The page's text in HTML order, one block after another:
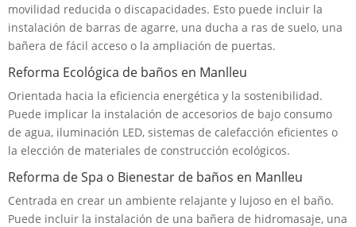
movilidad reducida o discapacidades. Esto puede incluir la
instalación de barras de agarre, una ducha a ras de suelo, una
bañera de fácil acceso o la ampliación de puertas.
Reforma Ecológica de baños en Manlleu
Orientada hacia la eficiencia energética y la sostenibilidad.
Puede implicar la instalación de accesorios de bajo consumo
de agua, iluminación LED, sistemas de calefacción eficientes o
la elección de materiales de construcción ecológicos.
Reforma de Spa o Bienestar de baños en Manlleu
Centrada en crear un ambiente relajante y lujoso en el baño.
Puede incluir la instalación de una bañera de hidromasaje, una